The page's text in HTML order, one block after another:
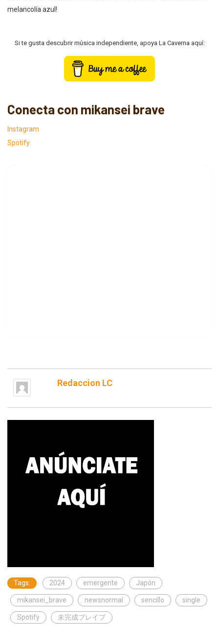
melancolía azul!
Si te gusta descubrir música independiente, apoya La Caverna aquí:
Conecta con mikansei brave
Instagram
Spotify
Redaccion LC
Tags: 2024 emergente Japón
mikansei_brave newsnormal sencillo single
Spotify 未完成ブレイブ